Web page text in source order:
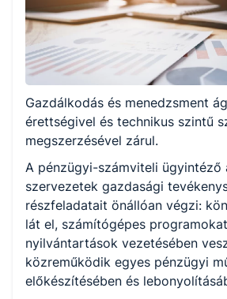
5 év
Választható szakmairányok:
Nem válaszható
KKK letöltése (pdf)
PTT letöltése (pdf)
Okleveles technikusképzés
Nem
Gazdálkodás és menedzsment
érettségivel és technikus szintű
megszerzésével zárul.
A pénzügyi-számviteli ügyintéző
szervezetek gazdasági
részfeladatait önállóan végzi:
lát el, számítógépes
nyilvántartások vezetésében
közreműködik egyes pénzügyi
előkészítésében és